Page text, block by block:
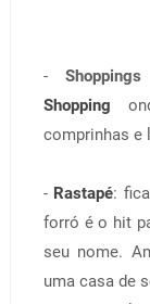
- Shoppings
Shopping
comprinhas e
- Rastapé:
forró é o hit
seu nome.
uma casa de